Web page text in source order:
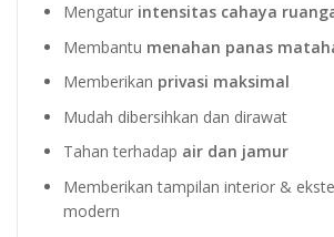
Mengatur intensitas cahaya
Membantu menahan panas
Memberikan privasi maksimal
Mudah dibersihkan dan dirawat
Tahan terhadap air dan jamur
Memberikan tampilan interior &
modern